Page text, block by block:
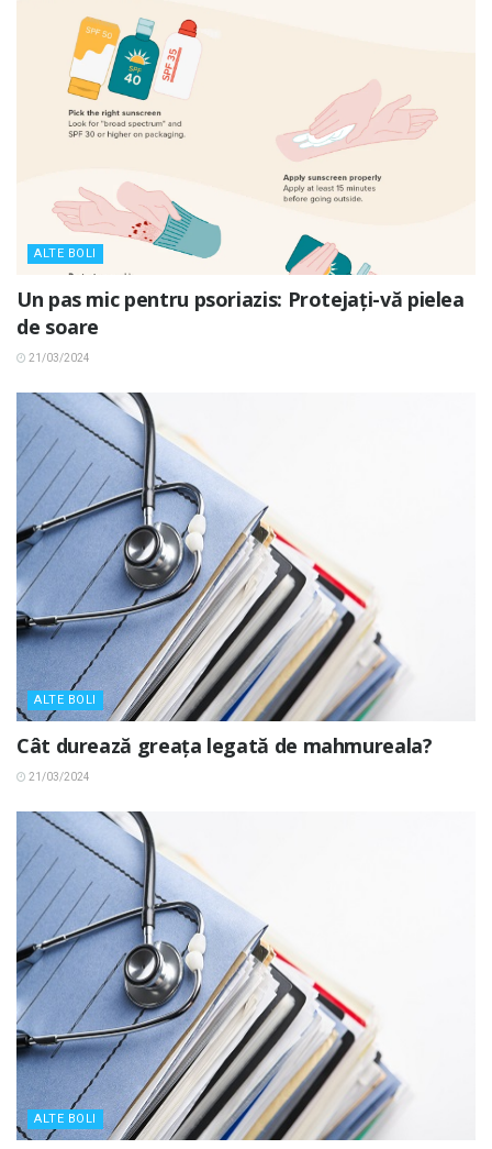
ALTE BOLI
Un pas mic pentru psoriazis: Protejați-vă pielea
de soare
21/03/2024
ALTE BOLI
Cât durează greața legată de mahmureala?
21/03/2024
ALTE BOLI